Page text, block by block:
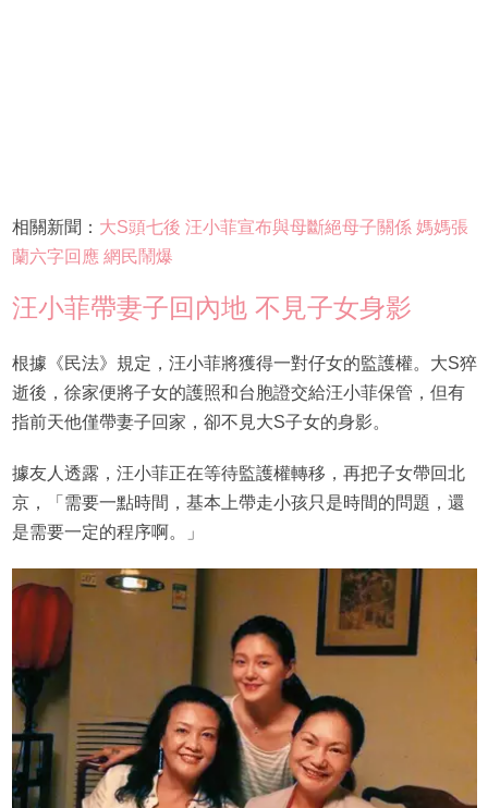
相關新聞： 大S頭七後 汪小菲宣布與母斷絕母子關係 媽媽張
蘭六字回應 網民鬧爆
汪小菲帶妻子回內地 不見子女身影
根據《民法》規定，汪小菲將獲得一對仔女的監護權。大S猝
逝後，徐家便將子女的護照和台胞證交給汪小菲保管，但有
指前天他僅帶妻子回家，卻不見大S子女的身影。
據友人透露，汪小菲正在等待監護權轉移，再把子女帶回北
京，「需要一點時間，基本上帶走小孩只是時間的問題，還
是需要一定的程序啊。」